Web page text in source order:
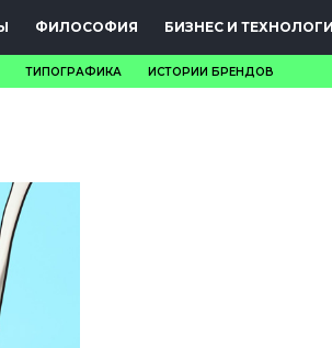
ФИЛОСОФИЯ БИЗНЕС И
ТИПОГРАФИКА ИСТОРИИ БРЕНДОВ
PRO.ОБЗОР